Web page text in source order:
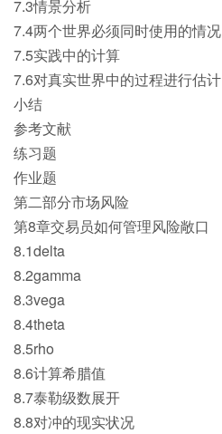
7.3情景分析
7.4两个世界必须同时使用的情况
7.5实践中的计算
7.6对真实世界中的过程进行估计
小结
参考文献
练习题
作业题
第二部分市场风险
第8章交易员如何管理风险敞口
8.1delta
8.2gamma
8.3vega
8.4theta
8.5rho
8.6计算希腊值
8.7泰勒级数展开
8.8对冲的现实状况